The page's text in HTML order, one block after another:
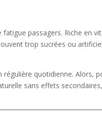
passagers. Riche en
trop sucrées ou
quotidienne. Alors,
sans effets